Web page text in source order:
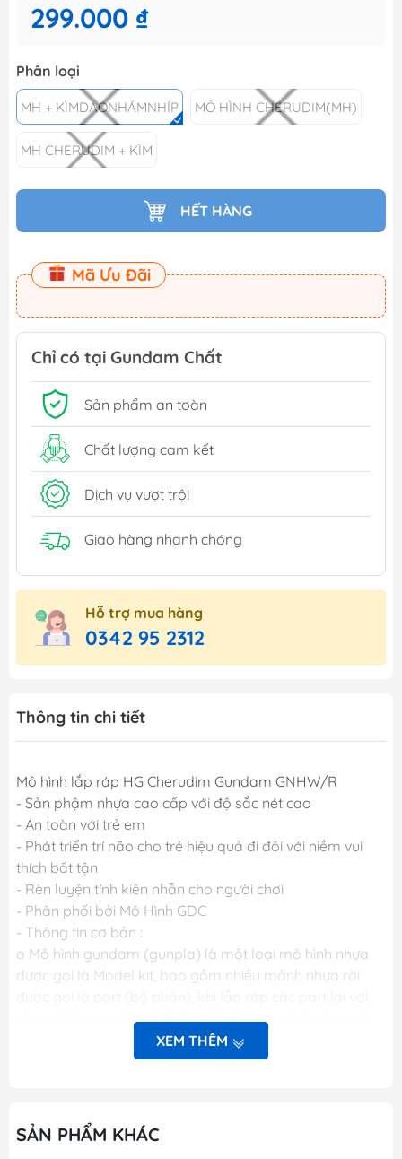
299.000 ₫
Phân loại
MH + KÌMDAONHÁMNHÍP MÔ HÌNH CHERUDIM(MH)
MH CHERUDIM + KÌM
HẾT HÀNG
Mã Ưu Đãi
Chỉ có tại Gundam Chất
Sản phẩm an toàn
Chất lượng cam kết
Dịch vụ vượt trội
Giao hàng nhanh chóng
Hỗ trợ mua hàng
0342 95 2312
Thông tin chi tiết
Mô hình lắp ráp HG Cherudim Gundam GNHW/R
- Sản phậm nhựa cao cấp với độ sắc nét cao
- An toàn với trẻ em
- Phát triển trí não cho trẻ hiệu quả đi đôi với niềm vui
thích bất tận
- Rèn luyện tính kiên nhẫn cho người chơi
- Phân phối bởi Mô Hình GDC
- Thông tin cơ bản :
o Mô hình gundam (gunpla) là một loại mô hình nhựa
được gọi là Model kit, bao gồm nhiều mảnh nhựa rời
nhau sẽ được mô hình hoàn chỉnh. Các mảnh nhựa rời
này được gắn trên khung nhựa gọi là runner. Mỗi một
hộp sản phẩm Gunpla bao gồm nhiều runner và các
phần hướng dẫn cách lắp ráp.
o Dòng gundam với các chi tiết hoàn hảo.
XEM THÊM
SẢN PHẨM KHÁC